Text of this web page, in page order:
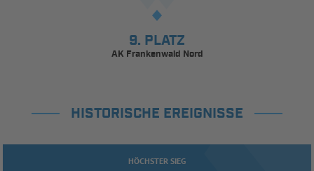
9. PLATZ
AK Frankenwald Nord
HISTORISCHE EREIGNISSE
HÖCHSTER SIEG